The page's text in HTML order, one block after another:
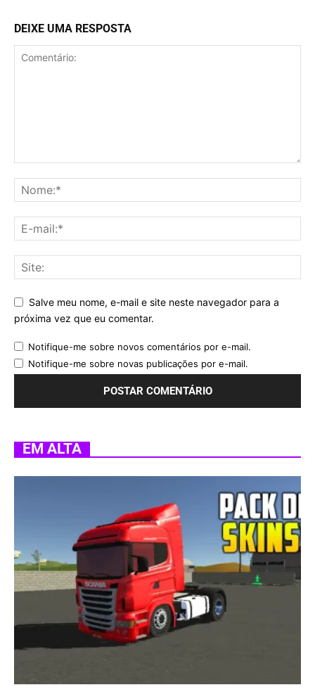
DEIXE UMA RESPOSTA
Salve meu nome, e-mail e site neste navegador para a
próxima vez que eu comentar.
Notifique-me sobre novos comentários por e-mail.
Notifique-me sobre novas publicações por e-mail.
EM ALTA